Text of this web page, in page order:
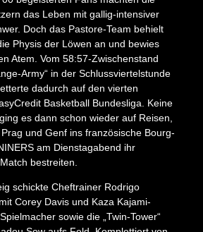
das Leben mit gallig-intensiver
Doch das Pastore-Team behielt
Physis der Löwen an und bewies
Atem. Vom 58:57-Zwischenstand
Army“ in der Schlussviertelstunde
dadurch auf den vierten
Basketball Bundesliga. Keine
es dann schon wieder auf Reisen,
und Genf ins französische Bourg-
am Dienstagabend ihr
bestreiten.
schickte Cheftrainer Rodrigo
Corey Davis und Kaza Kajami-
sowie die „Twin-Tower“